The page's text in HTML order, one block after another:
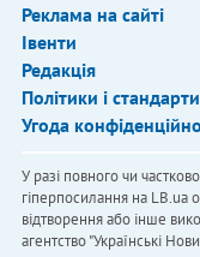
Реклама на сайті
Івенти
Редакція
Політики і стандарти
Угода
У разі повного чи
гіперпосилання на LB.ua
відтворення або інше
агентство "Українськi